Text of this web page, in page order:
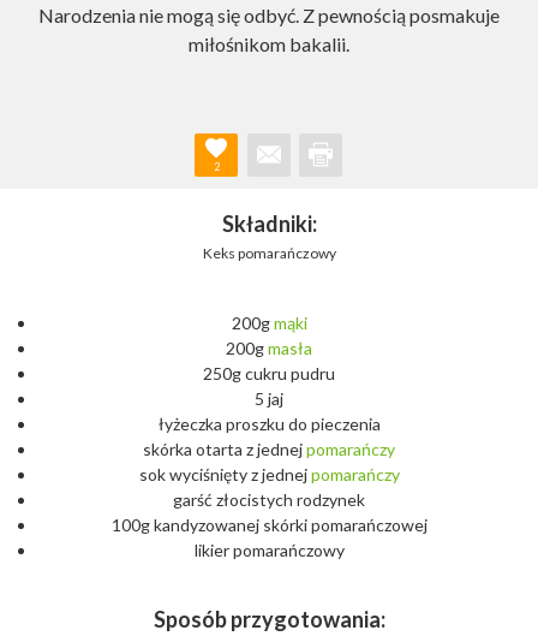
Narodzenia nie mogą się odbyć. Z pewnością posmakuje
miłośnikom bakalii.
2
Składniki:
Keks pomarańczowy
200gmąki
200gmasła
250g cukru pudru
5 jaj
łyżeczka proszku do pieczenia
skórka otarta z jednejpomarańczy
sok wyciśnięty z jednejpomarańczy
garść złocistych rodzynek
100g kandyzowanej skórki pomarańczowej
likier pomarańczowy
Sposób przygotowania: